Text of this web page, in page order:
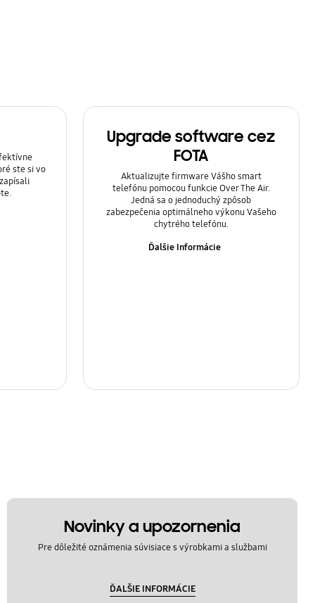
ste si vo
Upgrade software cez
FOTA
Aktualizujte firmware Vášho smart
telefónu pomocou funkcie Over The Air.
Jedná sa o jednoduchý zpôsob
zabezpečenia optimálneho výkonu Vašeho
chytrého telefónu.
Ďalšie Informácie
Novinky a upozornenia
Pre dôležité oznámenia súvisiace s výrobkami a službami
ĎALŠIE INFORMÁCIE